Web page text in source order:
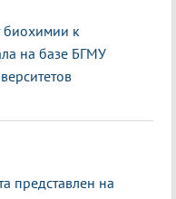
к
на базе БГМУ
представлен на